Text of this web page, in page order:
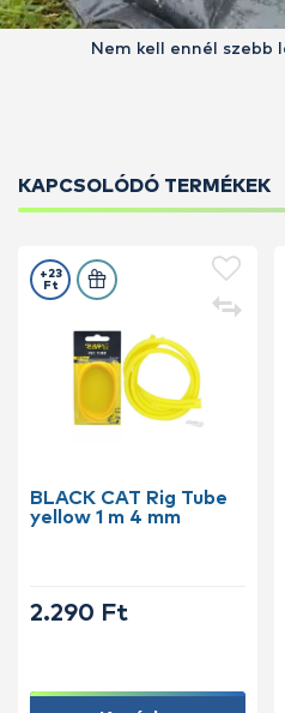
Nem kell ennél szebb
KAPCSOLÓDÓ TERMÉKEK
BLACK CAT Rig Tube
yellow 1 m 4 mm
+23
Ft
2.290 Ft